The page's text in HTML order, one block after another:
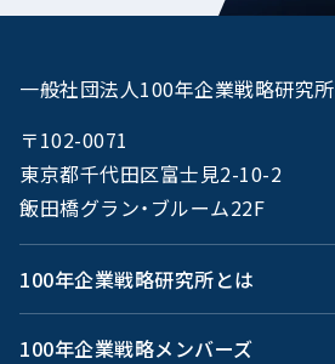
一般社団法人100年企業戦略研究所
〒102-0071
東京都千代田区富士見2-10-2
飯田橋グラン・ブルーム22F
100年企業戦略研究所とは
100年企業戦略メンバーズ